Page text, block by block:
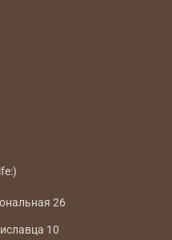
26
10